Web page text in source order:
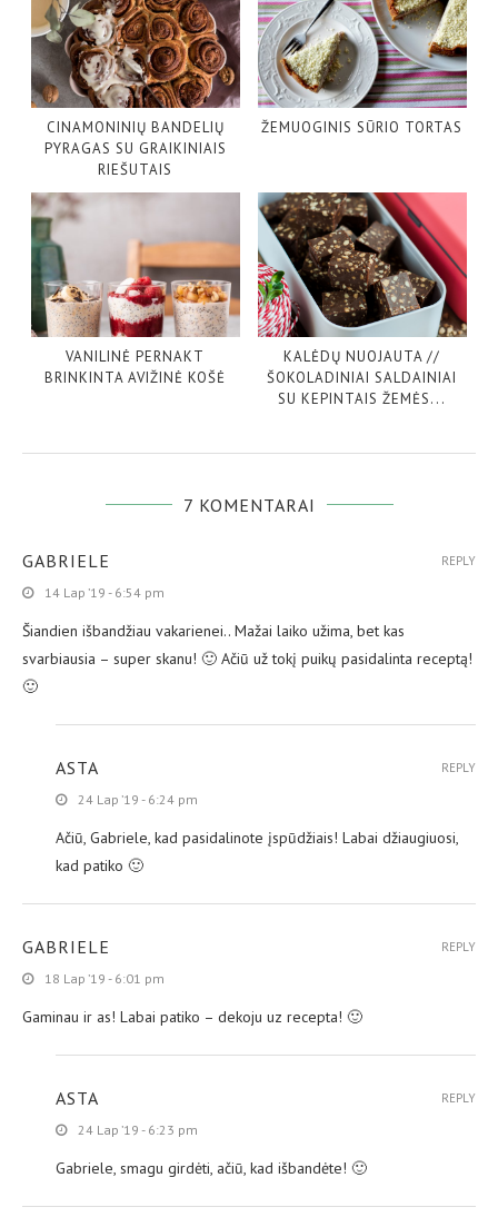
CINAMONINIŲ BANDELIŲ
PYRAGAS SU GRAIKINIAIS
RIEŠUTAIS
ŽEMUOGINIS SŪRIO TORTAS
VANILINĖ PERNAKT
BRINKINTA AVIŽINĖ KOŠĖ
KALĖDŲ NUOJAUTA //
ŠOKOLADINIAI SALDAINIAI
SU KEPINTAIS ŽEMĖS...
7 KOMENTARAI
GABRIELE
14 Lap ’19 - 6:54 pm
Šiandien išbandžiau vakarienei.. Mažai laiko užima, bet kas
svarbiausia – super skanu! 🙂 Ačiū už tokį puikų pasidalinta receptą!
🙂
REPLY
ASTA
24 Lap ’19 - 6:24 pm
Ačiū, Gabriele, kad pasidalinote įspūdžiais! Labai džiaugiuosi,
kad patiko 🙂
REPLY
GABRIELE
18 Lap ’19 - 6:01 pm
Gaminau ir as! Labai patiko – dekoju uz recepta! 🙂
REPLY
ASTA
24 Lap ’19 - 6:23 pm
Gabriele, smagu girdėti, ačiū, kad išbandėte! 🙂
REPLY